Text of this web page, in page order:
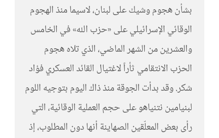
بشأن هجوم وشيك على لبنان، لاسيما منذ الهجوم
الوقائي الإسرائيلي على «حزب الله» في الخامس
والعشرين من الشهر الماضي، الذي تلاه هجوم
الحزب الانتقامي ثأراً لاغتيال القائد العسكري فؤاد
شكر. وقد بدأت الجوقة منذ ذاك اليوم بتوجيه اللوم
لبنيامين نتنياهو على حجم العملية الوقائية، التي
رأى بعض المعلّقين الصهاينة أنها دون المطلوب، إذ